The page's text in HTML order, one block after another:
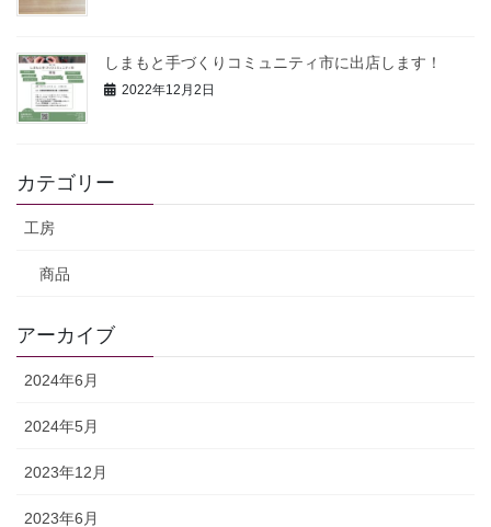
しまもと手づくりコミュニティ市に出店します！
2022年12月2日
カテゴリー
工房
商品
アーカイブ
2024年6月
2024年5月
2023年12月
2023年6月